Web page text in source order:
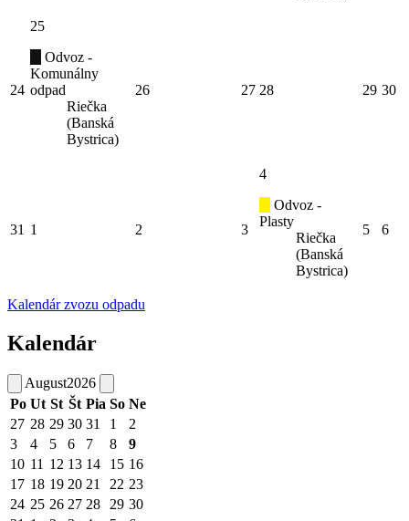
24
25
Odvoz -
Komunálny
odpad
Riečka
(Banská
Bystrica)
26 27 28 29 30
31 1 2 3
4
Odvoz -
Plasty
Riečka
(Banská
Bystrica)
5 6
Kalendár zvozu odpadu
Kalendár
August2026
Po Ut St Št Pia So Ne
27 28 29 30 31 1
2
3
4 5 6 7 8
9
10 11 12 13 14 15 16
17 18 19 20 21 22 23
24 25 26 27 28 29 30